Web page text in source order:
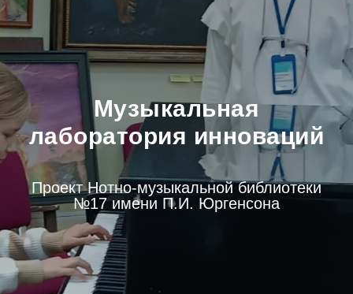
Музыкальная
лаборатория инноваций
Проект Нотно-музыкальной библиотеки
№17 имени П.И. Юргенсона